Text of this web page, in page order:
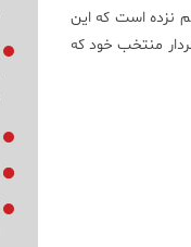
را رقم نزده است که این
منتخب خود که